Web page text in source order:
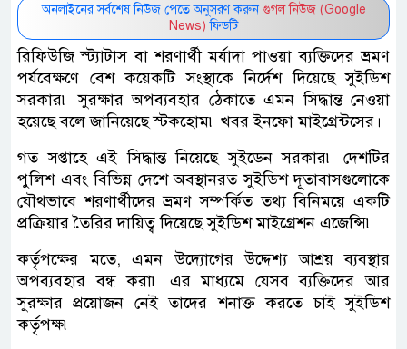
অনলাইনের সর্বশেষ নিউজ পেতে অনুসরণ করুন গুগল নিউজ (Google
News) ফিডটি
রিফিউজি স্ট্যাটাস বা শরণার্থী মর্যাদা পাওয়া ব্যক্তিদের ভ্রমণ
পর্যবেক্ষণে বেশ কয়েকটি সংস্থাকে নির্দেশ দিয়েছে সুইডিশ
সরকার৷ সুরক্ষার অপব্যবহার ঠেকাতে এমন সিদ্ধান্ত নেওয়া
হয়েছে বলে জানিয়েছে স্টকহোম৷ খবর ইনফো মাইগ্রেন্টসের।
গত সপ্তাহে এই সিদ্ধান্ত নিয়েছে সুইডেন সরকার৷ দেশটির
পুলিশ এবং বিভিন্ন দেশে অবস্থানরত সুইডিশ দূতাবাসগুলোকে
যৌথভাবে শরণার্থীদের ভ্রমণ সম্পর্কিত তথ্য বিনিময়ে একটি
প্রক্রিয়ার তৈরির দায়িত্ব দিয়েছে সুইডিশ মাইগ্রেশন এজেন্সি৷
কর্তৃপক্ষের মতে, এমন উদ্যোগের উদ্দেশ্য আশ্রয় ব্যবস্থার
অপব্যবহার বন্ধ করা৷ এর মাধ্যমে যেসব ব্যক্তিদের আর
সুরক্ষার প্রয়োজন নেই তাদের শনাক্ত করতে চাই সুইডিশ
কর্তৃপক্ষ৷